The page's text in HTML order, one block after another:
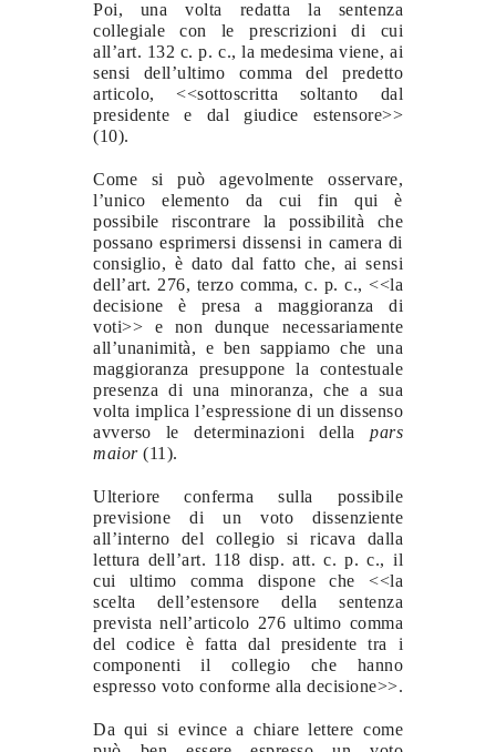
Poi, una volta redatta la sentenza
collegiale con le prescrizioni di cui
all’art. 132 c. p. c., la medesima viene, ai
sensi dell’ultimo comma del predetto
articolo, <<sottoscritta soltanto dal
presidente e dal giudice estensore>>
(10).
Come si può agevolmente osservare,
l’unico elemento da cui fin qui è
possibile riscontrare la possibilità che
possano esprimersi dissensi in camera di
consiglio, è dato dal fatto che, ai sensi
dell’art. 276, terzo comma, c. p. c., <<la
decisione è presa a maggioranza di
voti>> e non dunque necessariamente
all’unanimità, e ben sappiamo che una
maggioranza presuppone la contestuale
presenza di una minoranza, che a sua
volta implica l’espressione di un dissenso
avverso le determinazioni della pars
maior(11).
Ulteriore conferma sulla possibile
previsione di un voto dissenziente
all’interno del collegio si ricava dalla
lettura dell’art. 118 disp. att. c. p. c., il
cui ultimo comma dispone che <<la
scelta dell’estensore della sentenza
prevista nell’articolo 276 ultimo comma
del codice è fatta dal presidente tra i
componenti il collegio che hanno
espresso voto conforme alla decisione>>.
Da qui si evince a chiare lettere come